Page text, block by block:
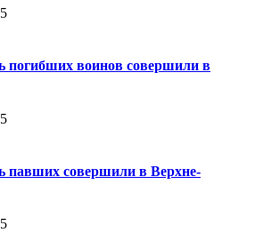
погибших воинов совершили в
павших совершили в Верхне-